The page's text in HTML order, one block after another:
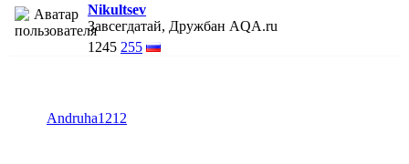
Nikultsev
Завсегдатай, Дружбан AQA.ru
1245 255
Andruha1212